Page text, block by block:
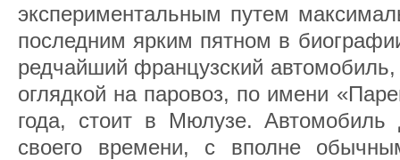
экспериментальным путем
последним ярким пятном в
редчайший французский
оглядкой на паровоз, по имени
года, стоит в Мюлузе.
своего времени, с вполне